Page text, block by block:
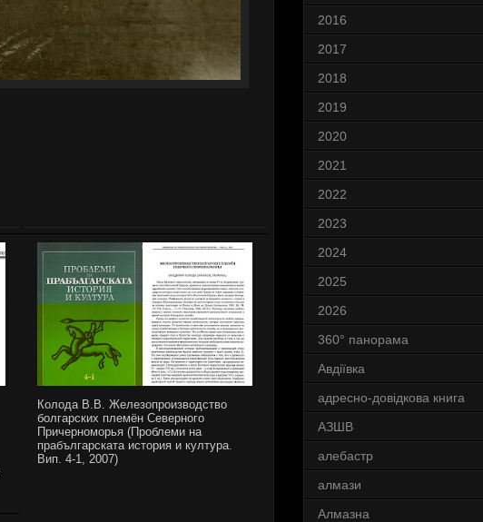
Колода В.В. Железопроизводство
болгарских племён Северного
Причерноморья (Проблеми на
прабългарската история и култура.
Вип. 4-1, 2007)
2016
2017
2018
2019
2020
2021
2022
2023
2024
2025
2026
360° панорама
Авдіївка
адресно-довідкова книга
АЗШВ
алебастр
алмази
Алмазна